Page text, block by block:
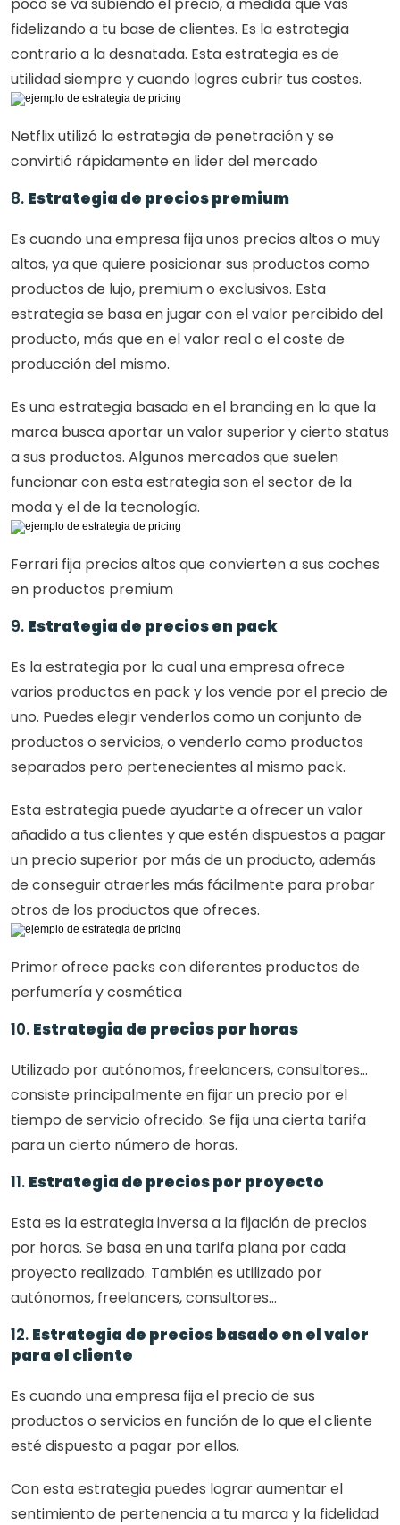
fidelizando a tu base de clientes. Es la estrategia
contrario a la desnatada. Esta estrategia es de
utilidad siempre y cuando logres cubrir tus costes.
Netflix utilizó la estrategia de penetración y se
convirtió rápidamente en lider del mercado
8. Estrategia de precios premium
Es cuando una empresa fija unos precios altos o muy
altos, ya que quiere posicionar sus productos como
productos de lujo, premium o exclusivos. Esta
estrategia se basa en jugar con el valor percibido del
producto, más que en el valor real o el coste de
producción del mismo.
Es una estrategia basada en el branding en la que la
marca busca aportar un valor superior y cierto status
a sus productos. Algunos mercados que suelen
funcionar con esta estrategia son el sector de la
moda y el de la tecnología.
Ferrari fija precios altos que convierten a sus coches
en productos premium
9. Estrategia de precios en pack
Es la estrategia por la cual una empresa ofrece
varios productos en pack y los vende por el precio de
uno. Puedes elegir venderlos como un conjunto de
productos o servicios, o venderlo como productos
separados pero pertenecientes al mismo pack.
Esta estrategia puede ayudarte a ofrecer un valor
añadido a tus clientes y que estén dispuestos a pagar
un precio superior por más de un producto, además
de conseguir atraerles más fácilmente para probar
otros de los productos que ofreces.
Primor ofrece packs con diferentes productos de
perfumería y cosmética
10. Estrategia de precios por horas
Utilizado por autónomos, freelancers, consultores...
consiste principalmente en fijar un precio por el
tiempo de servicio ofrecido. Se fija una cierta tarifa
para un cierto número de horas.
11. Estrategia de precios por proyecto
Esta es la estrategia inversa a la fijación de precios
por horas. Se basa en una tarifa plana por cada
proyecto realizado. También es utilizado por
autónomos, freelancers, consultores...
12. Estrategia de precios basado en el valor
para el cliente
Es cuando una empresa fija el precio de sus
productos o servicios en función de lo que el cliente
esté dispuesto a pagar por ellos.
Con esta estrategia puedes lograr aumentar el
sentimiento de pertenencia a tu marca y la fidelidad